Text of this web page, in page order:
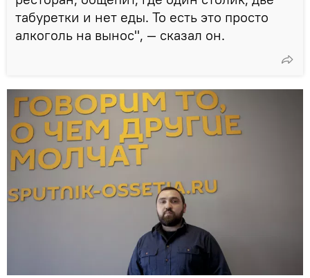
табуретки и нет еды. То есть это просто
алкоголь на вынос", — сказал он.